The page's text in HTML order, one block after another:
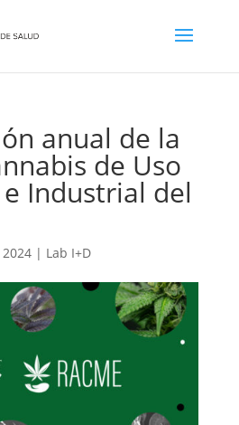
anual de la
de Uso
Industrial del
| Lab I+D